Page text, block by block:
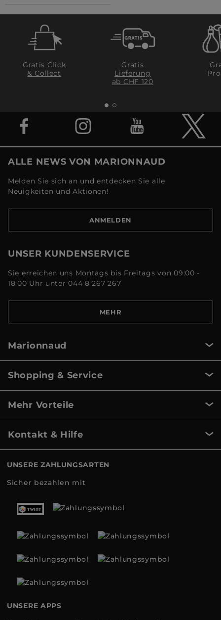
Gratis Click
& Collect
Gratis
Lieferung
ab CHF 120
ALLE NEWS VON MARIONNAUD
Melden Sie sich an und entdecken Sie alle
Neuigkeiten und Aktionen!
ANMELDEN
UNSER KUNDENSERVICE
Sie erreichen uns Montags bis Freitags von 09:00 -
18:00 Uhr unter 044 8 267 267
MEHR
Marionnaud
Shopping & Service
Mehr Vorteile
Kontakt & Hilfe
UNSERE ZAHLUNGSARTEN
Sicher bezahlen mit
UNSERE APPS